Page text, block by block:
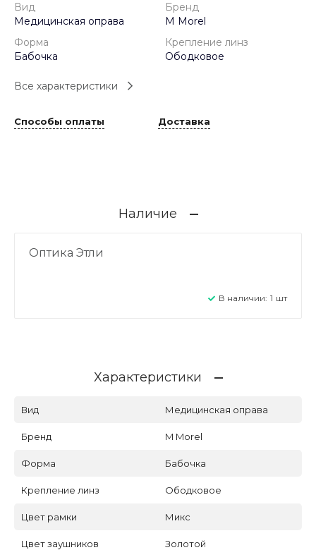
Вид
Медицинская оправа
Бренд
M Morel
Форма
Бабочка
Крепление линз
Ободковое
Все характеристики
Способы оплаты Доставка
Наличие
Оптика Этли
В наличии: 1 шт
Характеристики
Вид Медицинская оправа
Бренд M Morel
Форма Бабочка
Крепление линз Ободковое
Цвет рамки Микс
Цвет заушников Золотой